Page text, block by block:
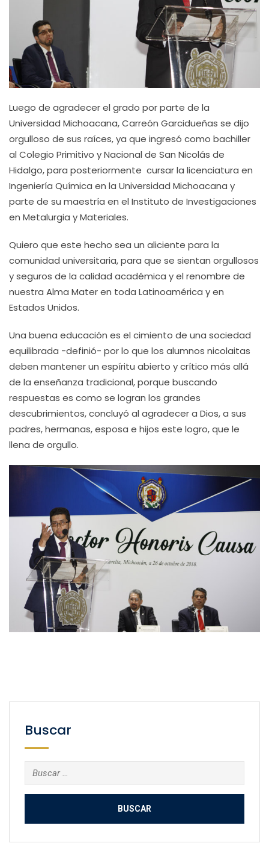
Luego de agradecer el grado por parte de la
Universidad Michoacana, Carreón Garcidueñas se dijo
orgulloso de sus raíces, ya que ingresó como bachiller
al Colegio Primitivo y Nacional de San Nicolás de
Hidalgo, para posteriormente cursar la licenciatura en
Ingeniería Química en la Universidad Michoacana y
parte de su maestría en el Instituto de Investigaciones
en Metalurgia y Materiales.
Quiero que este hecho sea un aliciente para la
comunidad universitaria, para que se sientan orgullosos
y seguros de la calidad académica y el renombre de
nuestra Alma Mater en toda Latinoamérica y en
Estados Unidos.
Una buena educación es el cimiento de una sociedad
equilibrada -definió- por lo que los alumnos nicolaitas
deben mantener un espíritu abierto y crítico más allá
de la enseñanza tradicional, porque buscando
respuestas es como se logran los grandes
descubrimientos, concluyó al agradecer a Dios, a sus
padres, hermanas, esposa e hijos este logro, que le
llena de orgullo.
Buscar
Buscar: